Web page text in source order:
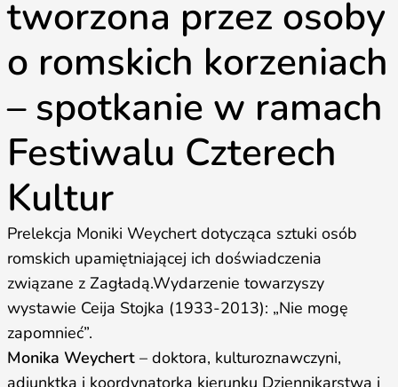
tworzona przez osoby
o romskich korzeniach
– spotkanie w ramach
Festiwalu Czterech
Kultur
Prelekcja Moniki Weychert dotycząca sztuki osób
romskich upamiętniającej ich doświadczenia
związane z Zagładą.Wydarzenie towarzyszy
wystawie Ceija Stojka (1933-2013): „Nie mogę
zapomnieć”.
Monika Weychert – doktora, kulturoznawczyni,
adiunktka i koordynatorka kierunku Dziennikarstwa i